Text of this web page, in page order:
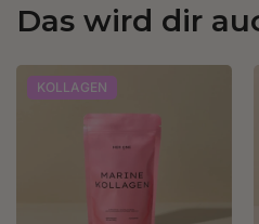
Das wird dir
KOLLAGEN